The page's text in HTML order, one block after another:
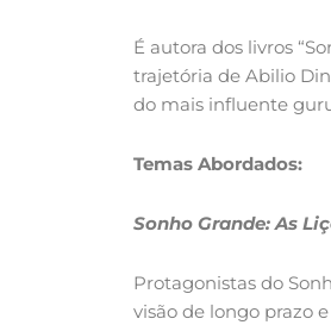
É autora dos livros
trajetória de Abilio
do mais influente
Temas Abordados:
Sonho Grande: As
Protagonistas do
visão de longo prazo